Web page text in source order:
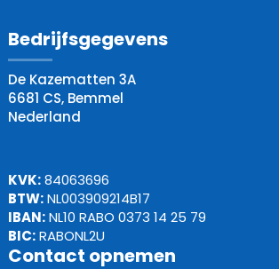
Bedrijfsgegevens
De Kazematten 3A
6681 CS, Bemmel
Nederland
KVK:84063696
BTW:NL003909214B17
IBAN:NL10 RABO 0373 14 25 79
BIC:RABONL2U
Contact opnemen